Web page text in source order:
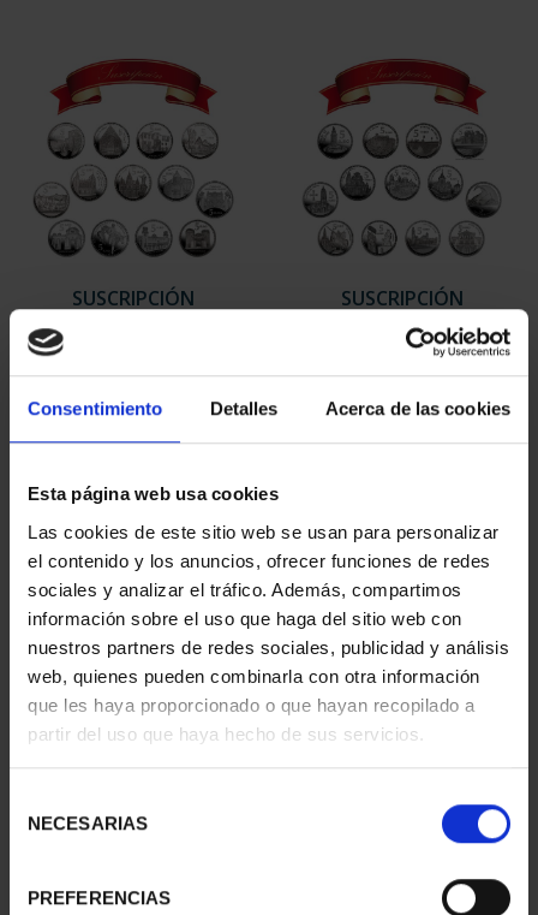
Consentimiento Detalles Acerca de las cookies
Esta página web usa cookies
Las cookies de este sitio web se usan para personalizar
el contenido y los anuncios, ofrecer funciones de redes
sociales y analizar el tráfico. Además, compartimos
información sobre el uso que haga del sitio web con
nuestros partners de redes sociales, publicidad y análisis
web, quienes pueden combinarla con otra información
que les haya proporcionado o que hayan recopilado a
partir del uso que haya hecho de sus servicios.
NECESARIAS
PREFERENCIAS
SUSCRIPCIÓN
949,00 €
Sólo para usuarios
registrados
SUSCRIPCIÓN
CAPITALES DE
PROVINCIA 2
949,00 €
Sólo para usuarios
registrados
SUSCRIPCIÓN
CAPITALES DE
949,00 €
registrados
SUSCRIPCIÓN
CAPITALES DE
949,00 €
registrados